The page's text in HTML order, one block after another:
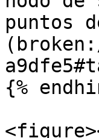
puntos
{%